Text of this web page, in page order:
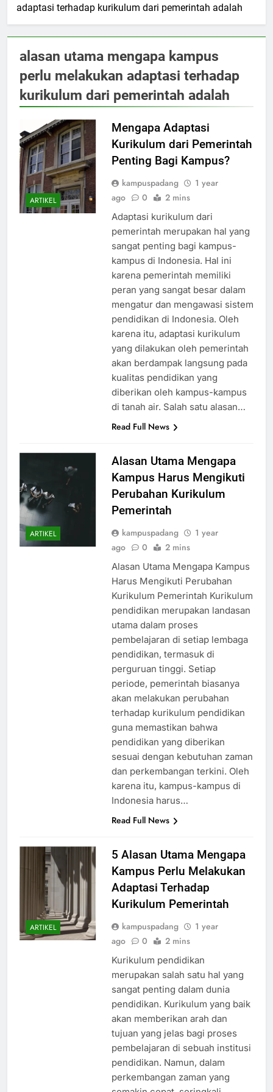
adaptasi terhadap kurikulum dari pemerintah adalah
alasan utama mengapa kampus
perlu melakukan adaptasi terhadap
kurikulum dari pemerintah adalah
ARTIKEL
Mengapa Adaptasi
Kurikulum dari Pemerintah
Penting Bagi Kampus?
kampuspadang
1 year
ago
0 2 mins
Adaptasi kurikulum dari
pemerintah merupakan hal yang
sangat penting bagi kampus-
kampus di Indonesia. Hal ini
karena pemerintah memiliki
peran yang sangat besar dalam
mengatur dan mengawasi sistem
pendidikan di Indonesia. Oleh
karena itu, adaptasi kurikulum
yang dilakukan oleh pemerintah
akan berdampak langsung pada
kualitas pendidikan yang
diberikan oleh kampus-kampus
di tanah air. Salah satu alasan…
Read Full News
ARTIKEL
Alasan Utama Mengapa
Kampus Harus Mengikuti
Perubahan Kurikulum
Pemerintah
kampuspadang
1 year
ago
0 2 mins
Alasan Utama Mengapa Kampus
Harus Mengikuti Perubahan
Kurikulum Pemerintah Kurikulum
pendidikan merupakan landasan
utama dalam proses
pembelajaran di setiap lembaga
pendidikan, termasuk di
perguruan tinggi. Setiap
periode, pemerintah biasanya
akan melakukan perubahan
terhadap kurikulum pendidikan
guna memastikan bahwa
pendidikan yang diberikan
sesuai dengan kebutuhan zaman
dan perkembangan terkini. Oleh
karena itu, kampus-kampus di
Indonesia harus…
Read Full News
ARTIKEL
5 Alasan Utama Mengapa
Kampus Perlu Melakukan
Adaptasi Terhadap
Kurikulum Pemerintah
kampuspadang
1 year
ago
0 2 mins
Kurikulum pendidikan
merupakan salah satu hal yang
sangat penting dalam dunia
pendidikan. Kurikulum yang baik
akan memberikan arah dan
tujuan yang jelas bagi proses
pembelajaran di sebuah institusi
pendidikan. Namun, dalam
perkembangan zaman yang